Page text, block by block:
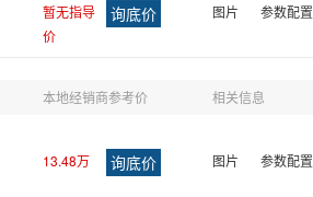
暂无指导
价
图片 参数配置
本地经销商参考价 相关信息
13.48万 图片 参数配置